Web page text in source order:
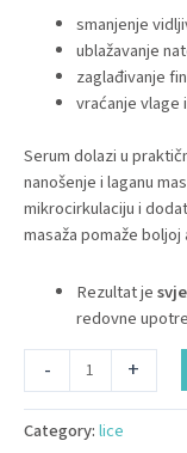
smanjenje
ublažavanje
zaglađivanje
vraćanje vlage
Serum dolazi u
nanošenje i laganu
mikrocirkulaciju i
masaža pomaže
Rezultat je
redovne
- +
Category:lice